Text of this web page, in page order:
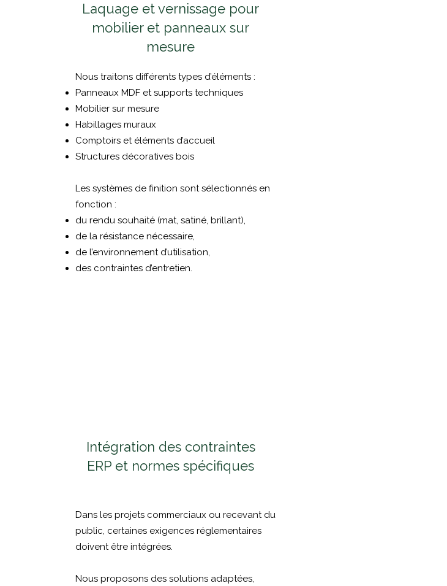
Laquage et vernissage pour
mobilier et panneaux sur
mesure
Nous traitons différents types d’éléments :
Panneaux MDF et supports techniques
Mobilier sur mesure
Habillages muraux
Comptoirs et éléments d’accueil
Structures décoratives bois
Les systèmes de finition sont sélectionnés en
fonction :
du rendu souhaité (mat, satiné, brillant),
de la résistance nécessaire,
de l’environnement d’utilisation,
des contraintes d’entretien.
Intégration des contraintes
ERP et normes spécifiques
Dans les projets commerciaux ou recevant du
public, certaines exigences réglementaires
doivent être intégrées.
Nous proposons des solutions adaptées,